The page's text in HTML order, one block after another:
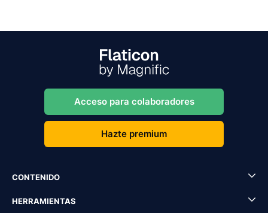
Acceso para colaboradores
Hazte premium
CONTENIDO
HERRAMIENTAS